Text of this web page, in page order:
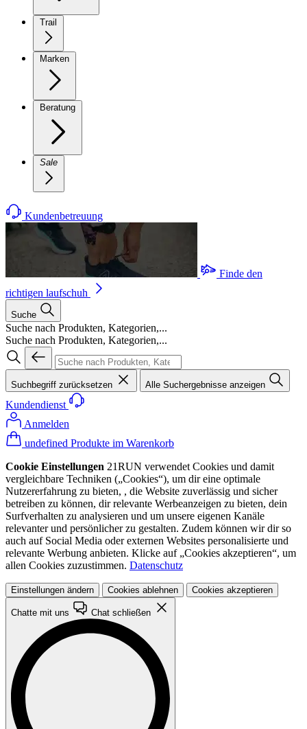
Trail
Marken
Beratung
Sale
Kundenbetreuung
Finde den
richtigen laufschuh
Suche
Suche nach Produkten, Kategorien,...
Suche nach Produkten, Kategorien,...
Suchbegriff zurücksetzen Alle Suchergebnisse anzeigen
Kundendienst
Anmelden
undefined Produkte im Warenkorb
Cookie Einstellungen 21RUN verwendet Cookies und damit
vergleichbare Techniken („Cookies“), um dir eine optimale
Nutzererfahrung zu bieten, , die Website zuverlässig und sicher
betreiben zu können, dir relevante Werbeanzeigen zu bieten, dein
Surfverhalten zu analysieren und um unsere eigenen Kanäle
relevanter und persönlicher zu gestalten. Zudem können wir dir so
auch auf Social Media oder externen Websites personalisierte und
relevante Werbung anbieten. Klicke auf „Cookies akzeptieren“, um
allen Cookies zuzustimmen. Datenschutz
Einstellungen ändern Cookies ablehnen Cookies akzeptieren
Chatte mit uns Chat schließen